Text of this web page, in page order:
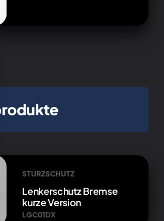
STURZSCHUTZ
Lenkerschutz Bremse
kurze Version
LGC01DX